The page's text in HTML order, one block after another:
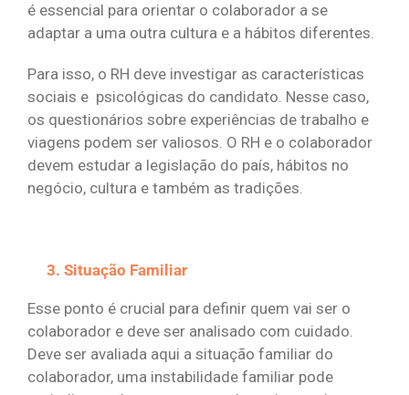
é essencial para orientar o colaborador a se
adaptar a uma outra cultura e a hábitos diferentes.
Para isso, o RH deve investigar as características
sociais e psicológicas do candidato. Nesse caso,
os questionários sobre experiências de trabalho e
viagens podem ser valiosos. O RH e o colaborador
devem estudar a legislação do país, hábitos no
negócio, cultura e também as tradições.
Situação Familiar
Esse ponto é crucial para definir quem vai ser o
colaborador e deve ser analisado com cuidado.
Deve ser avaliada aqui a situação familiar do
colaborador, uma instabilidade familiar pode